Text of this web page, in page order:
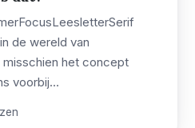
de wereld van
het concept
voorbij…